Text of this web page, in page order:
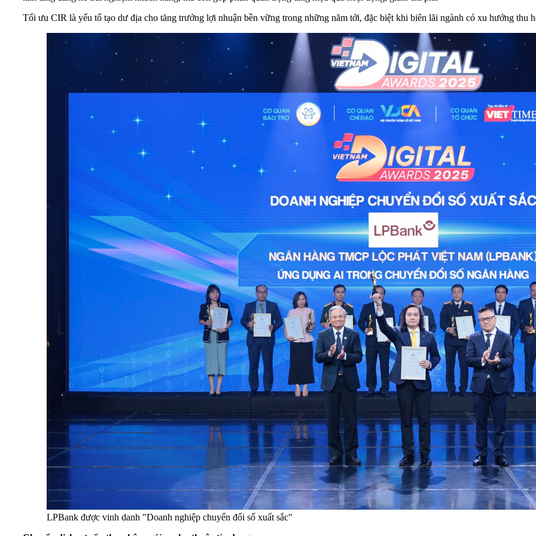
Tối ưu CIR là yếu tố tạo dư địa cho tăng trưởng lợi nhuận bền vững trong những năm tới, đặc biệt khi biên lãi ngành có xu hướng thu
LPBank được vinh danh "Doanh nghiệp chuyển đổi số xuất sắc"